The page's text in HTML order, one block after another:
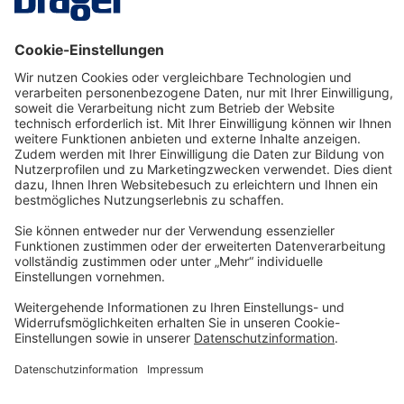
Dreibaum/Tankbühnenstütze wird als Zubehör
Mehr
Technology
Service-Hotline
Shop Service
Informationen